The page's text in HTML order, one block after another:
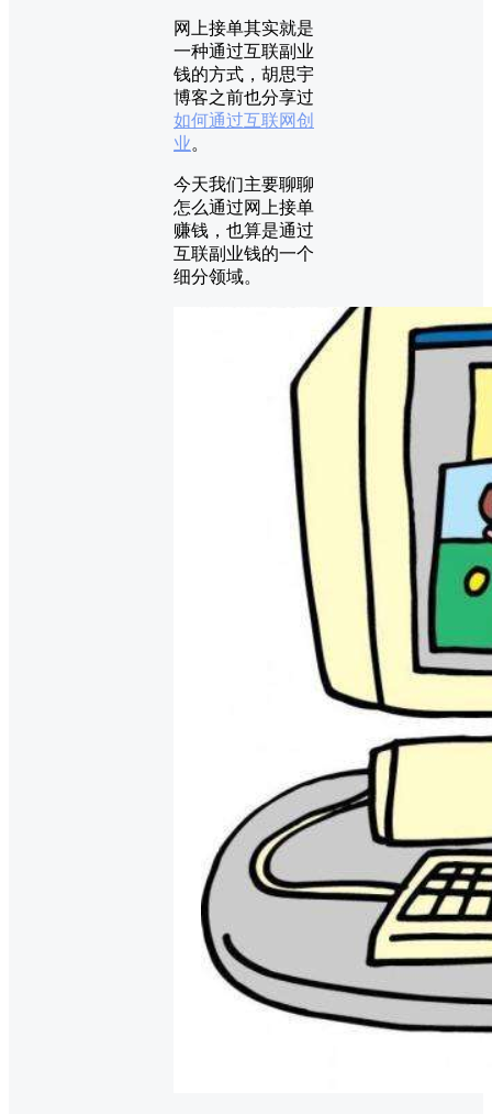
网上接单其实就是
一种通过互联副业
钱的方式，胡思宇
博客之前也分享过
如何通过互联网创
业。
今天我们主要聊聊
怎么通过网上接单
赚钱，也算是通过
互联副业钱的一个
细分领域。